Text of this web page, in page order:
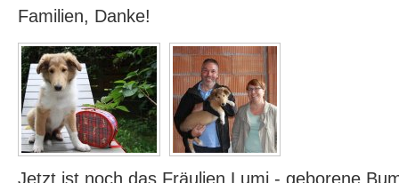
Familien, Danke!
Jetzt ist noch das Fräulien Lumi - geborene